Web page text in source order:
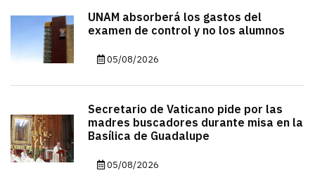
UNAM absorberá los gastos del
examen de control y no los alumnos
05/08/2026
Secretario de Vaticano pide por las
madres buscadores durante misa en la
Basílica de Guadalupe
05/08/2026